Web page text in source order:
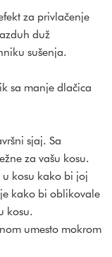
za privlačenje
duž
sušenja.
sa manje dlačica
sjaj. Sa
za vašu kosu.
kosu kako bi joj
kako bi oblikovale
kosu.
umesto mokrom